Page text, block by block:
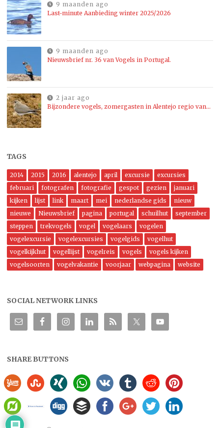
9 maanden ago
Last-minute Aanbieding winter 2025/2026
9 maanden ago
Nieuwsbrief nr. 36 van Vogels in Portugal.
2 jaar ago
Bijzondere vogels, zomergasten in Alentejo regio van…
TAGS
2014 2015 2016 alentejo april excursie
excursies
februari
fotografen fotografie gespot gezien
januari
kijken
lijst link maart mei nederlandse gids
nieuw
nieuwe
Nieuwsbrief pagina portugal schuilhut
september
steppen
trekvogels vogel vogelaars
vogelen
vogelexcursie
vogelexcursies vogelgids
vogelhut
vogelkijkhut
vogellijst vogelreis vogels
vogels kijken
vogelsoorten
vogelvakantie voorjaar webpagina website
SOCIAL NETWORK LINKS
SHARE BUTTONS